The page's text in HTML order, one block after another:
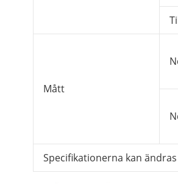
Mått
Specifikationerna kan